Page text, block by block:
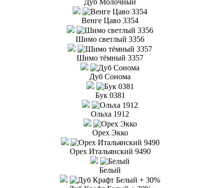
Венге Цаво 3354
Шимо светлый 3356
Шимо тёмный 3357
Дуб Сонома
Бук 0381
Ольха 1912
Орех Экко
Орех Итальянский 9490
Белый